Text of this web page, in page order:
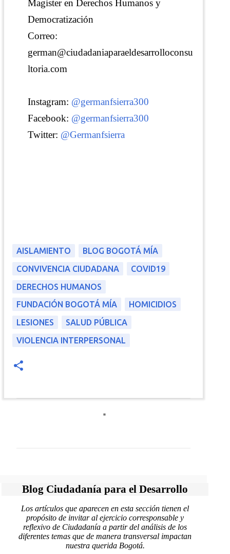
Magister en Derechos Humanos y
Democratización
Correo:
german@ciudadaniaparaeldesarrolloconsu
ltoria.com
Instagram: @germanfsierra300
Facebook: @germanfsierra300
Twitter: @Germanfsierra
AISLAMIENTO
BLOG BOGOTÁ MÍA
CONVIVENCIA CIUDADANA
COVID19
DERECHOS HUMANOS
FUNDACIÓN BOGOTÁ MÍA
HOMICIDIOS
LESIONES
SALUD PÚBLICA
VIOLENCIA INTERPERSONAL
n
r
Blog Ciudadanía para el Desarrollo
Los artículos que aparecen en esta sección tienen el
propósito de invitar al ejercicio corresponsable y
reflexivo de Ciudadanía a partir del análisis de los
diferentes temas que de manera transversal impactan
nuestra querida Bogotá.